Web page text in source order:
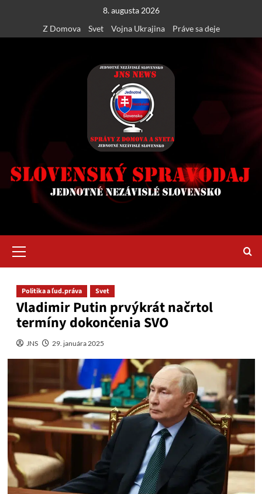
content
8. augusta 2026
Z Domova
Svet Vojna Ukrajina Práve sa deje
Menu
Politika a ľud.práva Svet
Vladimir Putin prvýkrát načrtol
termíny dokončenia SVO
JNS 29. januára 2025